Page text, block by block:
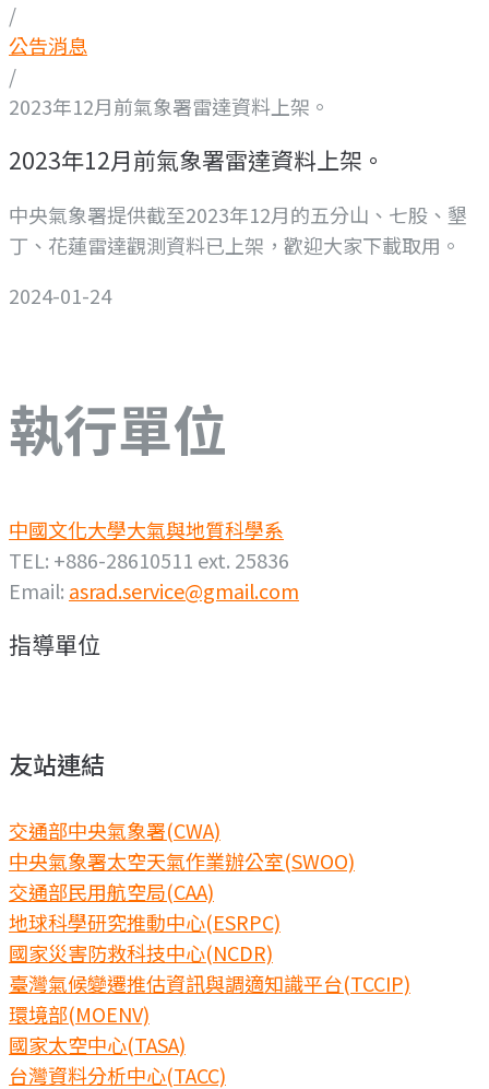
/
公告消息
/
2023年12月前氣象署雷達資料上架。
2023年12月前氣象署雷達資料上架。
中央氣象署提供截至2023年12月的五分山、七股、墾
丁、花蓮雷達觀測資料已上架，歡迎大家下載取用。
2024-01-24
執行單位
中國文化大學大氣與地質科學系
TEL: +886-28610511 ext. 25836
Email: asrad.service@gmail.com
指導單位
友站連結
交通部中央氣象署(CWA)
中央氣象署太空天氣作業辦公室(SWOO)
交通部民用航空局(CAA)
地球科學研究推動中心(ESRPC)
國家災害防救科技中心(NCDR)
臺灣氣候變遷推估資訊與調適知識平台(TCCIP)
環境部(MOENV)
國家太空中心(TASA)
台灣資料分析中心(TACC)